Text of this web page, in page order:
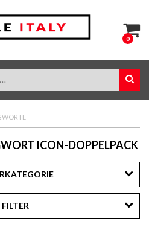
0
ICON-DOPPELPACK
FILTER